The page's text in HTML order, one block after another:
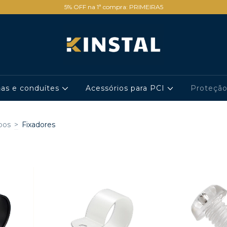
5% OFF na 1ª compra: PRIMEIRA5
e conduítes Acessórios para PCI
> Fixadores